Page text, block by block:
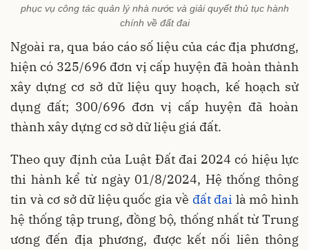
phục vụ công tác quản lý nhà nước và giải quyết thủ tục hành
chính về đất đai
Ngoài ra, qua báo cáo số liệu của các địa phương,
hiện có 325/696 đơn vị cấp huyện đã hoàn thành
xây dựng cơ sở dữ liệu quy hoạch, kế hoạch sử
dụng đất; 300/696 đơn vị cấp huyện đã hoàn
thành xây dựng cơ sở dữ liệu giá đất.
Theo quy định của Luật Đất đai 2024 có hiệu lực
thi hành kể từ ngày 01/8/2024, Hệ thống thông
tin và cơ sở dữ liệu quốc gia về đất đai là mô hình
hệ thống tập trung, đồng bộ, thống nhất từ Trung
ương đến địa phương, được kết nối liên thông